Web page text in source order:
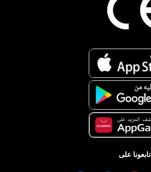
تابعونا على